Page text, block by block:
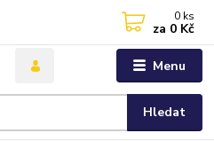
Menu
Hledat
0 ks
za 0 Kč